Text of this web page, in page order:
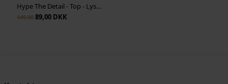
Hype The Detail - Top - Lysebrun
149,0089,00 DKK